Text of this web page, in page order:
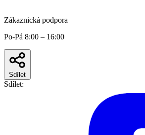
Zákaznická podpora
Po-Pá 8:00 – 16:00
Sdílet
Sdílet: